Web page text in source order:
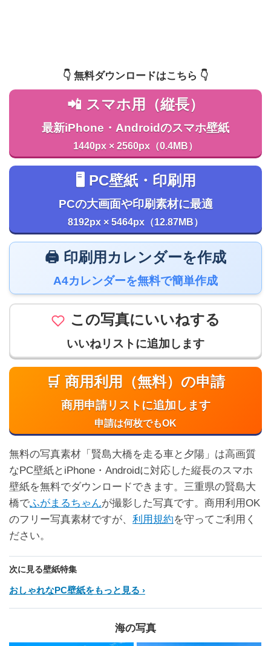
👇️ 無料ダウンロードはこちら 👇️
📲 スマホ用（縦長）
最新iPhone・Androidのスマホ壁紙
1440px × 2560px（0.4MB）
🖥️ PC壁紙・印刷用
PCの大画面や印刷素材に最適
8192px × 5464px（12.87MB）
🖨️ 印刷用カレンダーを作成
A4カレンダーを無料で簡単作成
この写真にいいねする
いいねリストに追加します
🛒 商用利用（無料）の申請
商用申請リストに追加します
申請は何枚でもOK
無料の写真素材「賢島大橋を走る車と夕陽」は高画質
なPC壁紙とiPhone・Androidに対応した縦長のスマホ
壁紙を無料でダウンロードできます。三重県の賢島大
橋でふがまるちゃんが撮影した写真です。商用利用OK
のフリー写真素材ですが、 利用規約を守ってご利用く
ださい。
次に見る壁紙特集
おしゃれなPC壁紙をもっと見る
海の写真